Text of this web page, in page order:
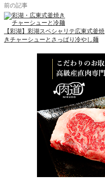
前の記事
【彩湖】彩湖スペシャリテ広東式釜焼
きチャーシューとさっぱり冷やし麺